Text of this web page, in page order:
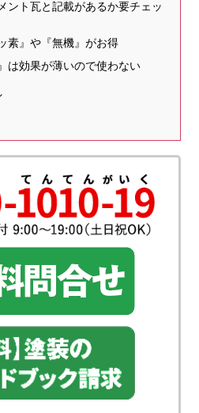
ント瓦と記載があるか要チェッ
素』や『無機』がお得
は効果が薄いので使わない